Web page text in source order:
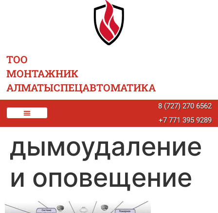
ТОО
МОНТАЖНИК
АЛМАТЫСПЕЦАВТОМАТИКА
8 (727) 270 6562
+7 771 395 9289
дымоудаление
и оповещение